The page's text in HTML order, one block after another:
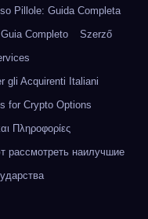
Pillole: Guida Completa
Completo
Szerző
gli Acquirenti Italiani
for Crypto Options
Πληροφορίες
рассмотреть наилучшие